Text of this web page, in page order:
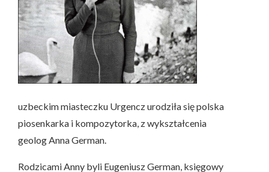
uzbeckim miasteczku Urgencz urodziła się polska
piosenkarka i kompozytorka, z wykształcenia
geolog Anna German.
Rodzicami Anny byli Eugeniusz German, księgowy